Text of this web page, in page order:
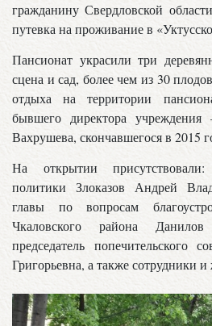
гражданину Свердловской
путевка на проживание в
Пансионат украсили три
сцена и сад, более чем из 30
отдыха на территории
бывшего директора учреждения
Вахрушева, скончавшегося в 2015
На открытии
политики Злоказов Андрей
главы по вопросам
Чкаловского района
председатель попечительского
Григорьевна, а также сотрудники